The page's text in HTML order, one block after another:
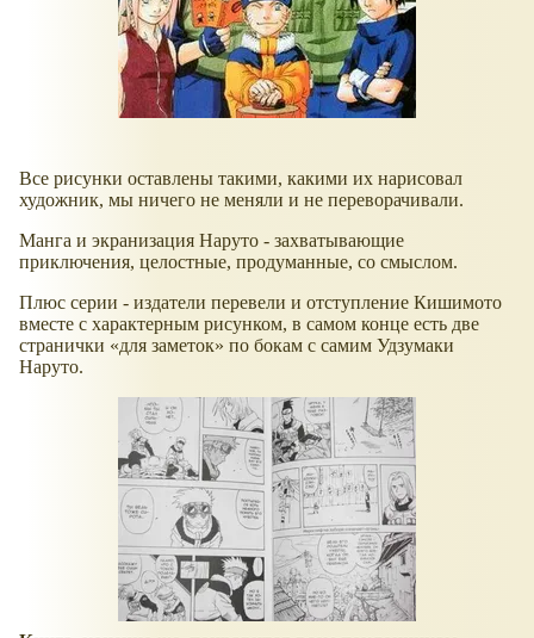
Все рисунки оставлены такими, какими их нарисовал
художник, мы ничего не меняли и не переворачивали.
Манга и экранизация Наруто - захватывающие
приключения, целостные, продуманные, со смыслом.
Плюс серии - издатели перевели и отступление Кишимото
вместе с характерным рисунком, в самом конце есть две
странички
для заметок
по бокам с самим Удзумаки
Наруто.